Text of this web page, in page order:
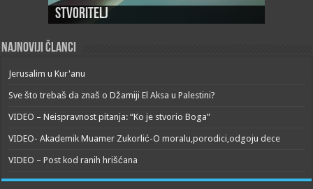
Stvoritelj
Najnoviji članci
Jerusalim u Kur'anu
Sve što trebaš da znaš o Džamiji El Aksa u Palestini?
VIDEO – Neispravnost pitanja: “Ko je stvorio Boga”
VIDEO- Akademik Muamer Zukorlić-O moralu,porodici,odgoju dece
VIDEO – Post kod ranih hrišćana